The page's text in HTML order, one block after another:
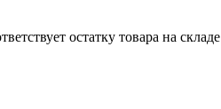
остатку товара на складе